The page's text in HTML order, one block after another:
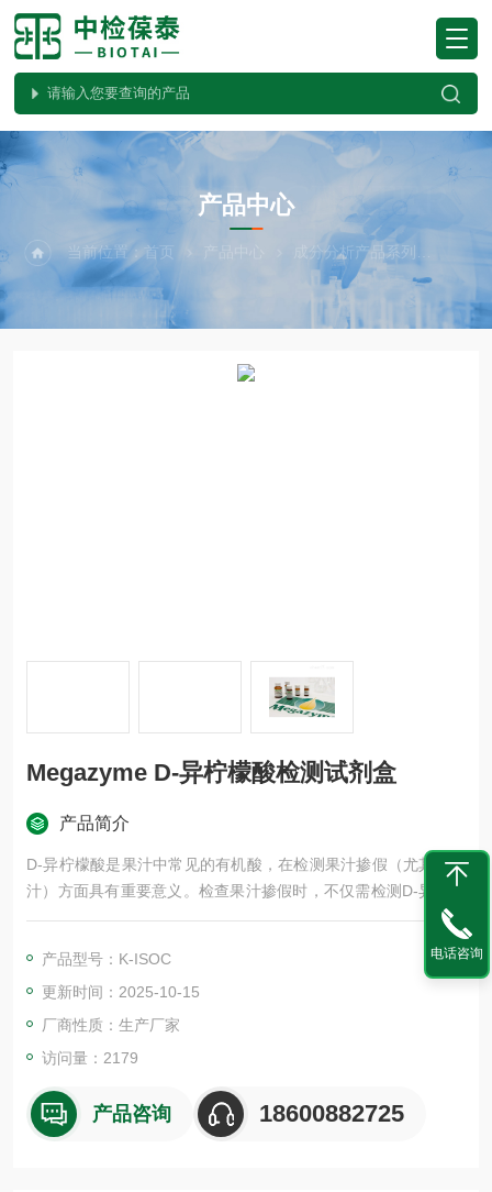
PRODUCTS CENTER
产品中心
当前位置：首页 产品中心 成分分析产品系列
Megazyme D-异柠檬酸检测试剂盒
产品简介
D-异柠檬酸是果汁中常见的有机酸，在检测果汁掺假（尤其是橙
汁）方面具有重要意义。检查果汁掺假时，不仅需检测D-异柠檬
酸含量，还需要检测柠檬酸/D-异柠檬酸比例（比例通常<13
0），若比例太高则意味着添加了柠檬酸，太低则意味着添加了D
-异柠檬酸。
2．产品性能
特异性：专门用于测定D-异柠檬酸含量。试剂盒中的酶不与D-
灵敏度：灵敏
产品型号：K-ISOC
更新时间：2025-10-15
厂商性质：生产厂家
访问量：2179
产品咨询 18600882725
电话咨询